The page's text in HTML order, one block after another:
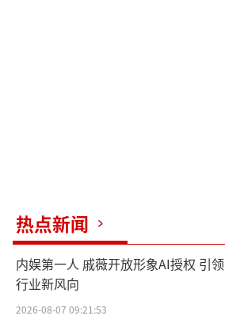
热点新闻
内娱第一人 戚薇开放形象AI授权 引领
行业新风向
2026-08-07 09:21:53